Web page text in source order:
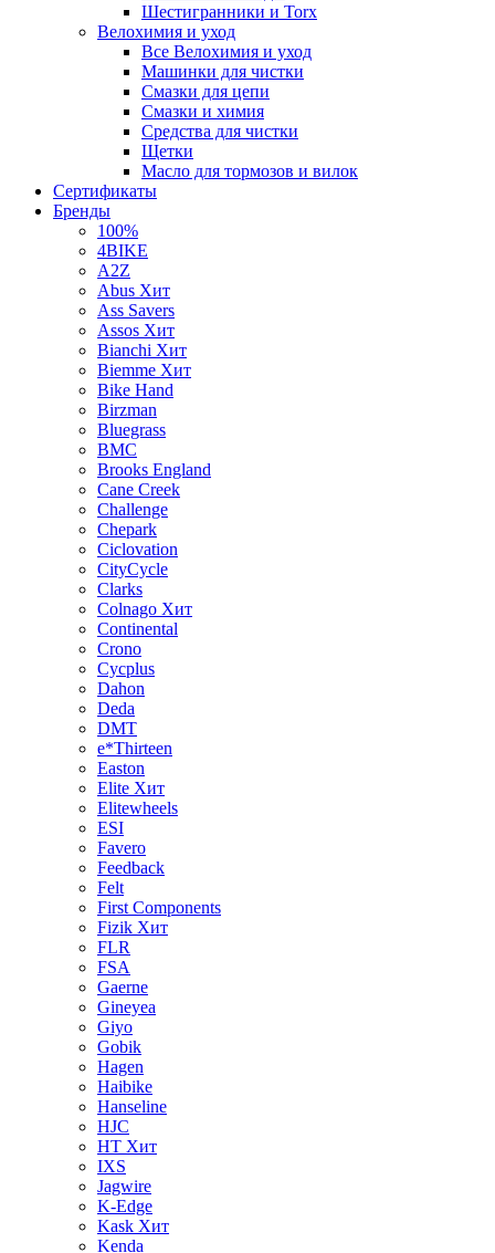
Шестигранники и Torx
Велохимия и уход
Все Велохимия и уход
Машинки для чистки
Смазки для цепи
Смазки и химия
Средства для чистки
Щетки
Масло для тормозов и вилок
Сертификаты
Бренды
100%
4BIKE
A2Z
Abus Хит
Ass Savers
Assos Хит
Bianchi Хит
Biemme Хит
Bike Hand
Birzman
Bluegrass
BMC
Brooks England
Cane Creek
Challenge
Chepark
Ciclovation
CityCycle
Clarks
Colnago Хит
Continental
Crono
Cycplus
Dahon
Deda
DMT
e*Thirteen
Easton
Elite Хит
Elitewheels
ESI
Favero
Feedback
Felt
First Components
Fizik Хит
FLR
FSA
Gaerne
Gineyea
Giyo
Gobik
Hagen
Haibike
Hanseline
HJC
HT Хит
IXS
Jagwire
K-Edge
Kask Хит
Kenda